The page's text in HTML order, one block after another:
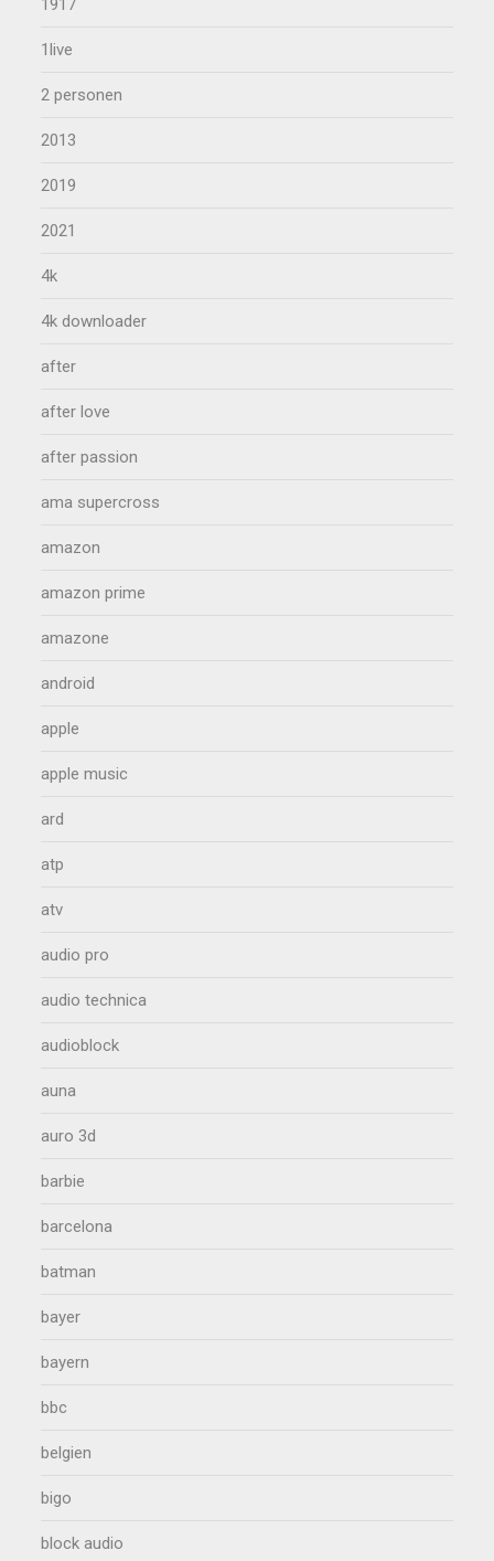
1917
1live
2 personen
2013
2019
2021
4k
4k downloader
after
after love
after passion
ama supercross
amazon
amazon prime
amazone
android
apple
apple music
ard
atp
atv
audio pro
audio technica
audioblock
auna
auro 3d
barbie
barcelona
batman
bayer
bayern
bbc
belgien
bigo
block audio